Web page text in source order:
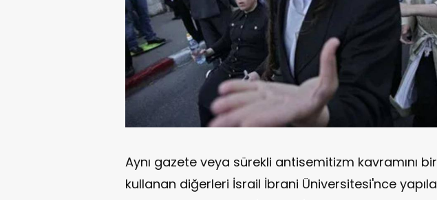
Aynı gazete veya sürekli antisemitizm kavramını
kullanan diğerleri İsrail İbrani Üniversitesi'nce